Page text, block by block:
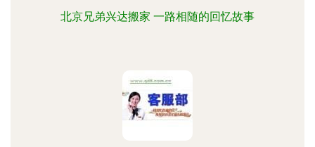
北京兄弟兴达搬家 一路相随的回忆故事